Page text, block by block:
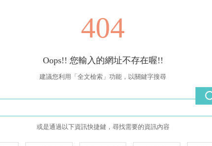
404
Oops!! 您輸入的網址不存在喔!!
建議您利用「全文檢索」功能，以關鍵字搜尋
或是通過以下資訊快捷鍵，尋找需要的資訊內容